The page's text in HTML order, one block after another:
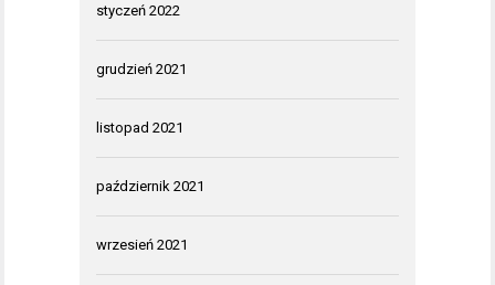
styczeń 2022
grudzień 2021
listopad 2021
październik 2021
wrzesień 2021